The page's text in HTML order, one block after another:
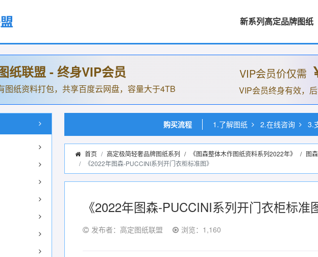
新系列高定品牌图纸
纸联盟 - 终身VIP会员
图纸资料打包，共享百度云网盘，容量大于4TB
VIP会员价仅需
VIP会员终身有效，
购买流程 1.了解图纸 2.在线咨询 3.
首页 高定极简轻奢品牌图纸系列 / 《图森整体木作图纸资料系列2022年》 / 图
《2022年图森-PUCCINI系列开门衣柜标准图》
《2022年图森-PUCCINI系列开门衣柜标准
发布者：高定图纸联盟 浏览：1,160